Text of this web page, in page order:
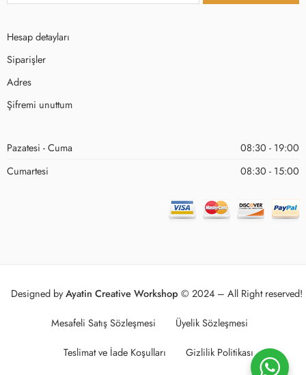
Hesap detayları
Siparişler
Adres
Şifremi unuttum
Pazatesi - Cuma
08:30 - 19:00
Cumartesi
08:30 - 15:00
Designed byAyatin Creative Workshop © 2024 – All Right reserved!
Mesafeli Satış Sözleşmesi Üyelik Sözleşmesi
Teslimat ve İade Koşulları Gizlilik Politikası